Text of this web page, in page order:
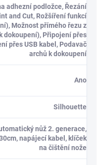
adhezní podložce, Řezání
and Cut, Rožšíření funkcí
Možnost přímého řezu z
dokoupení), Připojení přes
přes USB kabel, Podavač
archů k dokoupení
Ano
Silhouette
nůž 2. generace,
napájecí kabel, klíček
na čištění nože